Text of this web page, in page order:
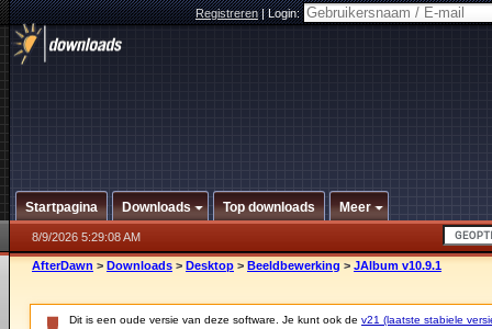
Registreren|Login:
Startpagina Downloads Top downloads Meer
8/9/2026 5:29:08 AM
AfterDawn > Downloads > Desktop > Beeldbewerking > JAlbum v10.9.1
Dit is een oude versie van deze software. Je kunt ook de v21 (laatste stabiele